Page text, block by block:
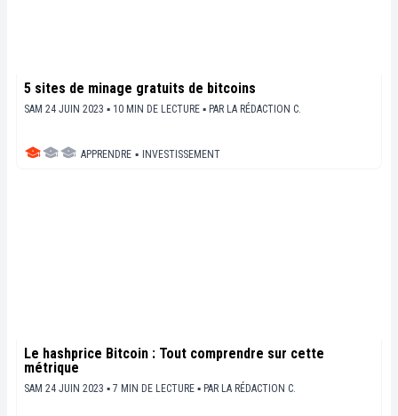
5 sites de minage gratuits de bitcoins
SAM 24 JUIN 2023 ▪ 10 MIN DE LECTURE ▪ PAR LA RÉDACTION C.
APPRENDRE ▪ INVESTISSEMENT
Le hashprice Bitcoin : Tout comprendre sur cette
métrique
SAM 24 JUIN 2023 ▪ 7 MIN DE LECTURE ▪ PAR LA RÉDACTION C.